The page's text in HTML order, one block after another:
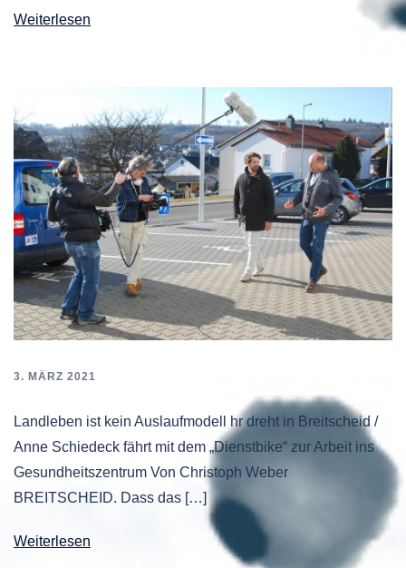
Weiterlesen
3. MÄRZ 2021
Landleben ist kein Auslaufmodell hr dreht in Breitscheid /
Anne Schiedeck fährt mit dem „Dienstbike“ zur Arbeit ins
Gesundheitszentrum Von Christoph Weber
BREITSCHEID. Dass das […]
Weiterlesen